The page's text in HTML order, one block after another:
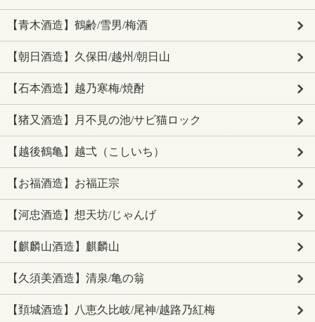
【青木酒造】鶴齢/雪男/梅酒
【朝日酒造】久保田/越州/朝日山
【石本酒造】越乃寒梅/焼酎
【猪又酒造】月不見の池/サビ猫ロック
【越後鶴亀】越弌（こしいち）
【お福酒造】お福正宗
【河忠酒造】想天坊/じゃんげ
【麒麟山酒造】麒麟山
【久須美酒造】清泉/亀の翁
【頚城酒造】八恵久比岐/尾神/越路乃紅梅